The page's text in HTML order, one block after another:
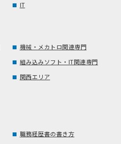
IT
機械・メカトロ関連専門
組み込みソフト・IT関連専門
関西エリア
職務経歴書の書き方